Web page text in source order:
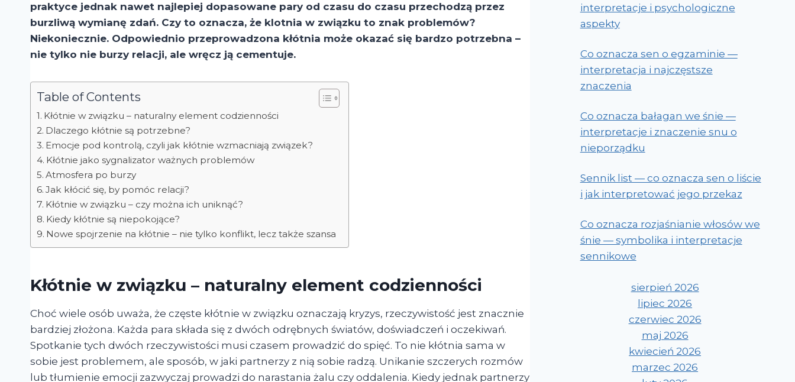
praktyce jednak nawet najlepiej dopasowane pary od czasu do czasu przechodzą przez
burzliwą wymianę zdań. Czy to oznacza, że klotnia w związku to znak problemów?
Niekoniecznie. Odpowiednio przeprowadzona kłótnia może okazać się bardzo potrzebna –
nie tylko nie burzy relacji, ale wręcz ją cementuje.
Table of Contents
Kłótnie w związku – naturalny element codzienności
Dlaczego kłótnie są potrzebne?
Emocje pod kontrolą, czyli jak kłótnie wzmacniają związek?
Kłótnie jako sygnalizator ważnych problemów
Atmosfera po burzy
Jak kłócić się, by pomóc relacji?
Kłótnie w związku – czy można ich uniknąć?
Kiedy kłótnie są niepokojące?
Nowe spojrzenie na kłótnie – nie tylko konflikt, lecz także szansa
Kłótnie w związku – naturalny element codzienności
Choć wiele osób uważa, że częste kłótnie w związku oznaczają kryzys, rzeczywistość jest znacznie
bardziej złożona. Każda para składa się z dwóch odrębnych światów, doświadczeń i oczekiwań.
Spotkanie tych dwóch rzeczywistości musi czasem prowadzić do spięć. To nie kłótnia sama w
sobie jest problemem, ale sposób, w jaki partnerzy z nią sobie radzą. Unikanie szczerych rozmów
lub tłumienie emocji zazwyczaj prowadzi do narastania żalu czy oddalenia. Kiedy jednak partnerzy
interpretacje i psychologiczne
aspekty
Co oznacza sen o egzaminie —
interpretacja i najczęstsze
znaczenia
Co oznacza bałagan we śnie —
interpretacje i znaczenie snu o
nieporządku
Sennik list — co oznacza sen o liście
i jak interpretować jego przekaz
Co oznacza rozjaśnianie włosów we
śnie — symbolika i interpretacje
sennikowe
sierpień 2026
lipiec 2026
czerwiec 2026
maj 2026
kwiecień 2026
marzec 2026